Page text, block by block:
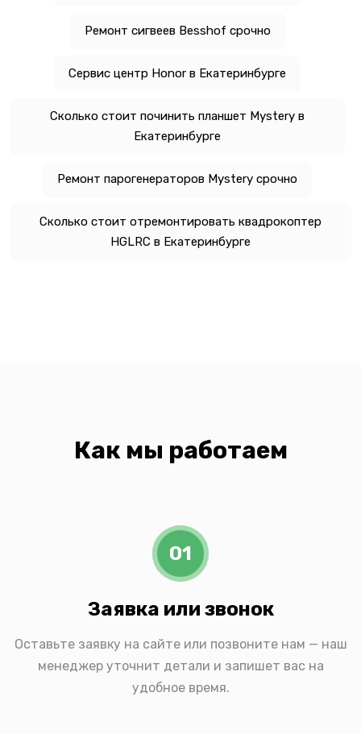
Ремонт сигвеев Besshof срочно
Сервис центр Honor в Екатеринбурге
Сколько стоит починить планшет Mystery в
Екатеринбурге
Ремонт парогенераторов Mystery срочно
Сколько стоит отремонтировать квадрокоптер
HGLRC в Екатеринбурге
Как мы работаем
01
Заявка или звонок
Оставьте заявку на сайте или позвоните нам — наш
менеджер уточнит детали и запишет вас на
удобное время.